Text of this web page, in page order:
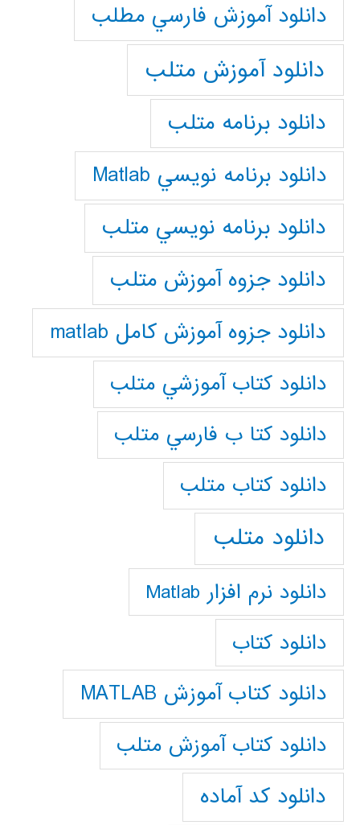
دانلود آموزش فارسي مطلب
دانلود آموزش متلب
دانلود برنامه متلب
دانلود برنامه نويسي Matlab
دانلود برنامه نويسي متلب
دانلود جزوه آموزش متلب
دانلود جزوه آموزش کامل matlab
دانلود كتاب آموزشي متلب
دانلود كتا ب فارسي متلب
دانلود كتاب متلب
دانلود متلب
دانلود نرم افزار Matlab
دانلود کتاب
دانلود کتاب آموزش MATLAB
دانلود کتاب آموزش متلب
دانلود کد آماده